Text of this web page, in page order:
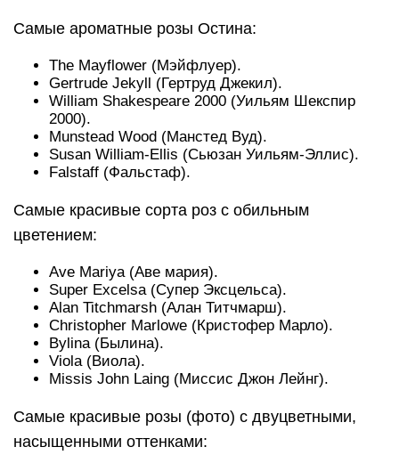
Самые ароматные розы Остина:
The Mayflower (Мэйфлyep).
Gertrude Jekyll (Гертруд Джекил).
William Shakespeare 2000 (Уильям Шекспир
2000).
Munstead Wood (Манстед Вуд).
Susan William-Ellis (Сьюзан Уильям-Эллис).
Falstaff (Фальстаф).
Самые красивые сорта роз с обильным
цветением:
Ave Mariya (Аве мария).
Super Excelsa (Супер Эксцельса).
Alan Titchmarsh (Алан Титчмарш).
Christopher Marlowe (Кристофер Марло).
Bylina (Былина).
Viola (Виола).
Missis John Laing (Миссис Джон Лейнг).
Самые красивые розы (фото) с двуцветными,
насыщенными оттенками: